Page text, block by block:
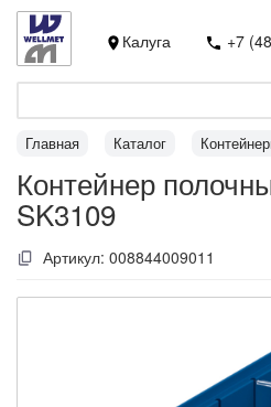
Калуга +7
Главная Каталог
Контейнер
SK3109
Артикул: 008844009011